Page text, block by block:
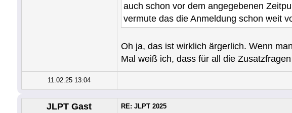
auch schon vor dem angegebenen
vermute das die Anmeldung schon weit
Oh ja, das ist wirklich ärgerlich. Wenn
Mal weiß ich, dass für all die
11.02.25 13:04
JLPT Gast RE: JLPT 2025